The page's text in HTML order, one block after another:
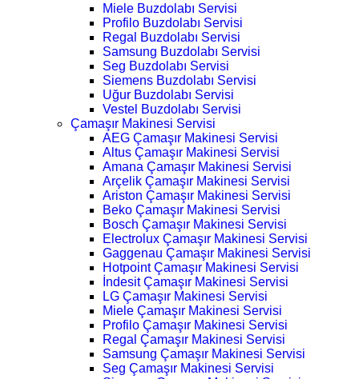
Miele Buzdolabı Servisi
Profilo Buzdolabı Servisi
Regal Buzdolabı Servisi
Samsung Buzdolabı Servisi
Seg Buzdolabı Servisi
Siemens Buzdolabı Servisi
Uğur Buzdolabı Servisi
Vestel Buzdolabı Servisi
Çamaşır Makinesi Servisi
AEG Çamaşır Makinesi Servisi
Altus Çamaşır Makinesi Servisi
Amana Çamaşır Makinesi Servisi
Arçelik Çamaşır Makinesi Servisi
Ariston Çamaşır Makinesi Servisi
Beko Çamaşır Makinesi Servisi
Bosch Çamaşır Makinesi Servisi
Electrolux Çamaşır Makinesi Servisi
Gaggenau Çamaşır Makinesi Servisi
Hotpoint Çamaşır Makinesi Servisi
İndesit Çamaşır Makinesi Servisi
LG Çamaşır Makinesi Servisi
Miele Çamaşır Makinesi Servisi
Profilo Çamaşır Makinesi Servisi
Regal Çamaşır Makinesi Servisi
Samsung Çamaşır Makinesi Servisi
Seg Çamaşır Makinesi Servisi